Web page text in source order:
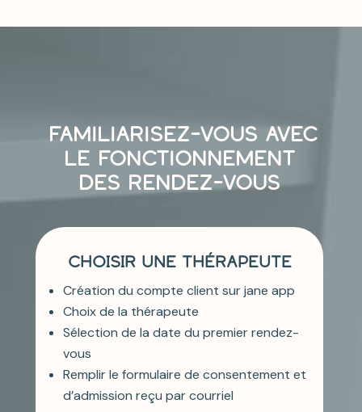
Familiarisez-vous avec
le fonctionnement
des rendez-vous
CHOISIR UNE THÉRAPEUTE
Création du compte client sur jane app
Choix de la thérapeute
Sélection de la date du premier rendez-
vous
Remplir le formulaire de consentement et
d’admission reçu par courriel